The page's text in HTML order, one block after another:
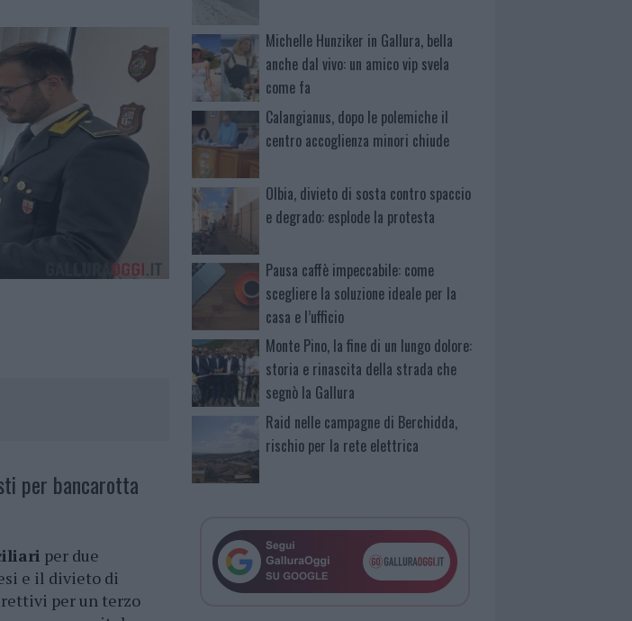
per bancarotta
per due
e il divieto di
per un terzo
Michelle Hunziker in Gallura, bella
anche dal vivo: un amico vip svela
come fa
Calangianus, dopo le polemiche il
centro accoglienza minori chiude
Olbia, divieto di sosta contro spaccio
e degrado: esplode la protesta
Pausa caffè impeccabile: come
scegliere la soluzione ideale per la
casa e l’ufficio
Monte Pino, la fine di un lungo dolore:
storia e rinascita della strada che
segnò la Gallura
Raid nelle campagne di Berchidda,
rischio per la rete elettrica